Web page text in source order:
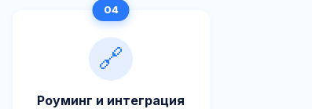
🔗
Роуминг и интеграция